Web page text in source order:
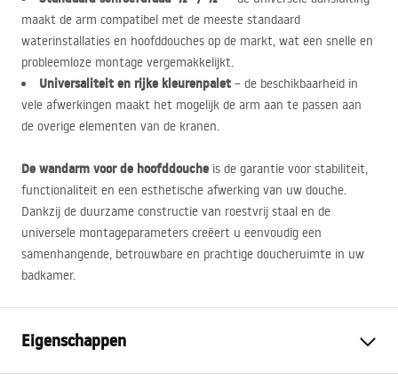
maakt de arm compatibel met de meeste standaard
waterinstallaties en hoofddouches op de markt, wat een snelle en
probleemloze montage vergemakkelijkt.
Universaliteit en rijke kleurenpalet – de beschikbaarheid in
vele afwerkingen maakt het mogelijk de arm aan te passen aan
de overige elementen van de kranen.
De wandarm voor de hoofddouche is de garantie voor stabiliteit,
functionaliteit en een esthetische afwerking van uw douche.
Dankzij de duurzame constructie van roestvrij staal en de
universele montageparameters creëert u eenvoudig een
samenhangende, betrouwbare en prachtige doucheruimte in uw
badkamer.
Eigenschappen